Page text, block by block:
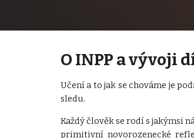
O INPP a vývoji
Učení a to jak se chováme je
sledu.
Každý člověk se rodí s jakýmsi
primitivní novorozenecké